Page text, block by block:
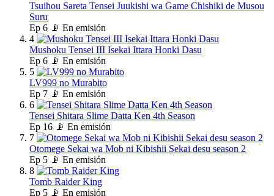
Tsuihou Sareta Tensei Juukishi wa Game Chishiki de Musou
Suru
Ep 6 📡 En emisión
4
Mushoku Tensei III Isekai Ittara Honki Dasu
Ep 6 📡 En emisión
5
LV999 no Murabito
Ep 7 📡 En emisión
6
Tensei Shitara Slime Datta Ken 4th Season
Ep 16 📡 En emisión
7
Otomege Sekai wa Mob ni Kibishii Sekai desu season 2
Ep 5 📡 En emisión
8
Tomb Raider King
Ep 5 📡 En emisión